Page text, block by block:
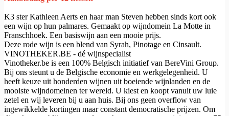
K3 ster Kathleen Aerts en haar man Steven hebben sinds kort ook
een wijn op hun palmares. Gemaakt op wijndomein La Motte in
Franschhoek. Een basiswijn aan een mooie prijs.
Deze rode wijn is een blend van Syrah, Pinotage en Cinsault.
VINOTHEKER.BE - dé wijnspecialist
Vinotheker.be is een 100% Belgisch initiatief van BereVini Group.
Bij ons steunt u de Belgische economie en werkgelegenheid. U
heeft keuze uit honderden wijnen uit boeiende wijnlanden en de
mooiste wijndomeinen ter wereld. U kiest en koopt vanuit uw luie
zetel en wij leveren bij u aan huis. Bij ons geen overflow van
ingewikkelde kortingen maar constant democratische prijzen. Om